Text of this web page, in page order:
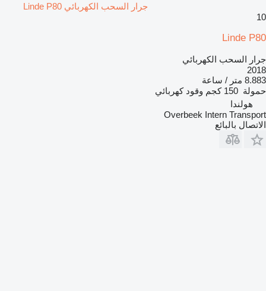
جرار السحب الكهربائي Linde P80
10
Linde P80
جرار السحب الكهربائي
2018
8.883 متر / ساعة
حمولة 150 كجم وقود كهربائي
هولندا
Overbeek Intern Transport
الاتصال بالبائع